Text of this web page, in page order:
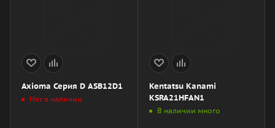
Axioma Серия D ASB12D1
Нет в наличии
Kentatsu Kanami
KSRA21HFAN1
В наличии много